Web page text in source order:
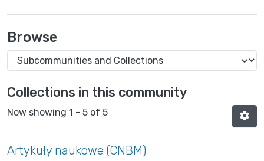
Browse
Collections in this community
Now showing 1 - 5 of 5
Artykuły naukowe (CNBM)